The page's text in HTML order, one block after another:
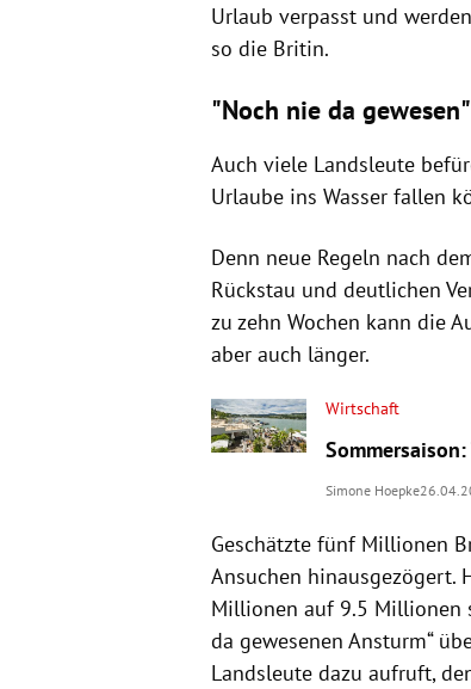
Urlaub verpasst und
so die Britin.
"Noch nie da gewesen"
Auch viele Landsleute
Urlaube ins Wasser fallen
Denn neue Regeln nach
Rückstau und deutlichen
zu zehn Wochen kann die
aber auch länger.
Wirtschaft
Simone Hoepke
Geschätzte fünf Millionen
Ansuchen hinausgezögert.
Millionen auf 9.5 Millionen
da gewesenen Ansturm“
Landsleute dazu aufruft,